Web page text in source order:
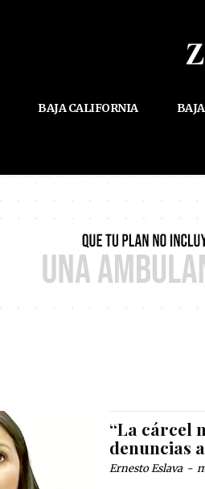
BAJA CALIFORNIA
“La cárcel
denuncias
Ernesto Eslava -